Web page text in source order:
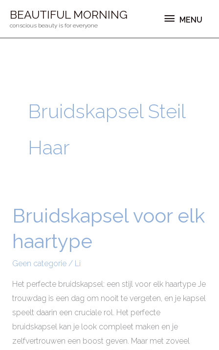
naarBEAUTIFUL MORNING
conscious beauty is for everyone
MENU
MENU
Bruidskapsel Steil
Haar
Bruidskapsel voor elk
haartype
Geen categorie/ Li
Het perfecte bruidskapsel: een stijl voor elk haartype Je
trouwdag is een dag om nooit te vergeten, en je kapsel
speelt daarin een cruciale rol. Het perfecte
bruidskapsel kan je look compleet maken en je
zelfvertrouwen een boost geven. Maar met zoveel
Bruidskapsel
voor
elk